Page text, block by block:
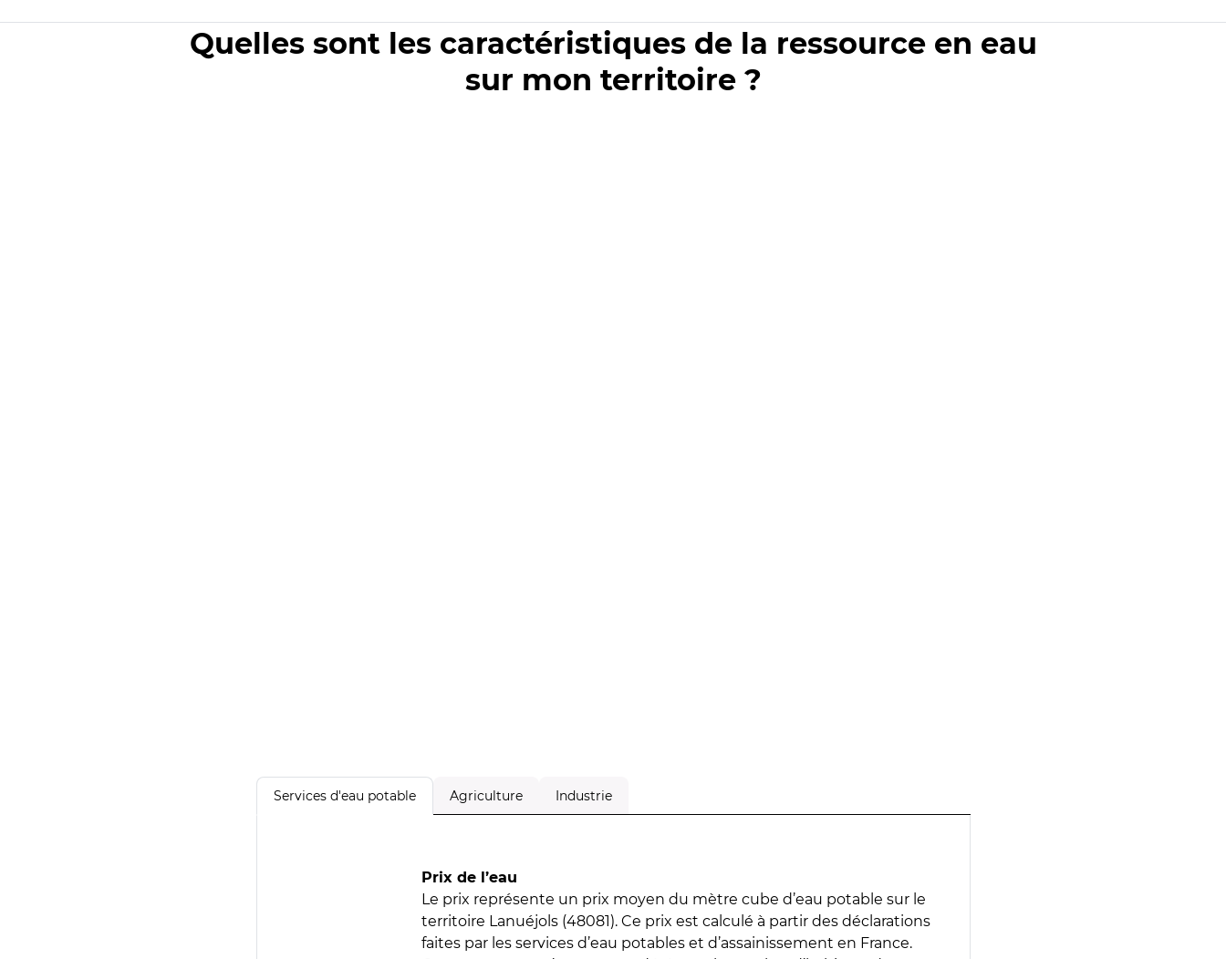
Quelles sont les caractéristiques de la ressource en eau
sur mon territoire ?
Services d'eau potable Agriculture Industrie
Prix de l’eau
Le prix représente un prix moyen du mètre cube d’eau potable sur le
territoire Lanuéjols (48081). Ce prix est calculé à partir des déclarations
faites par les services d’eau potables et d’assainissement en France.